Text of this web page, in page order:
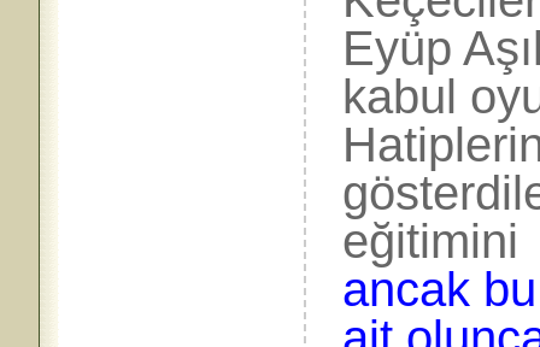
Eyüp
kabul
eğitimini
ancak